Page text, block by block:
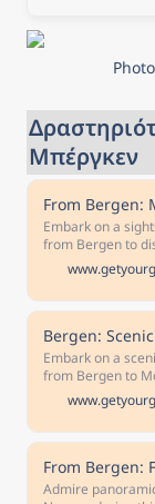
τη
Μπέργκεν
Embark on a
from Bergen to
beautiful and
western
Navigate through
Osterfjord and
Mostraumen
Embark on a
from Bergen to
sailing through
Admire views of
Bryggen and
mountainsides,
Mostraumen
Admire